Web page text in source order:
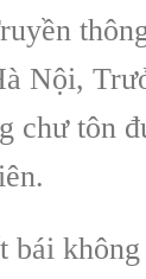
Nội,
chư tôn
bái